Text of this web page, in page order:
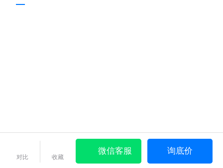
对比 收藏
微信客服 询底价